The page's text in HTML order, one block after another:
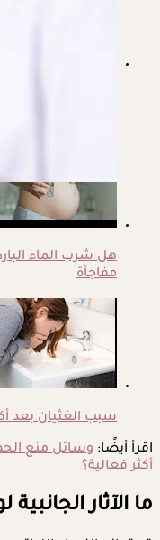
هل شرب الماء
مفاجأة
سبب الغثيان بعد
اقرأ أيضًا: وسائل منع
أكثر فعالية؟
ما الآثار